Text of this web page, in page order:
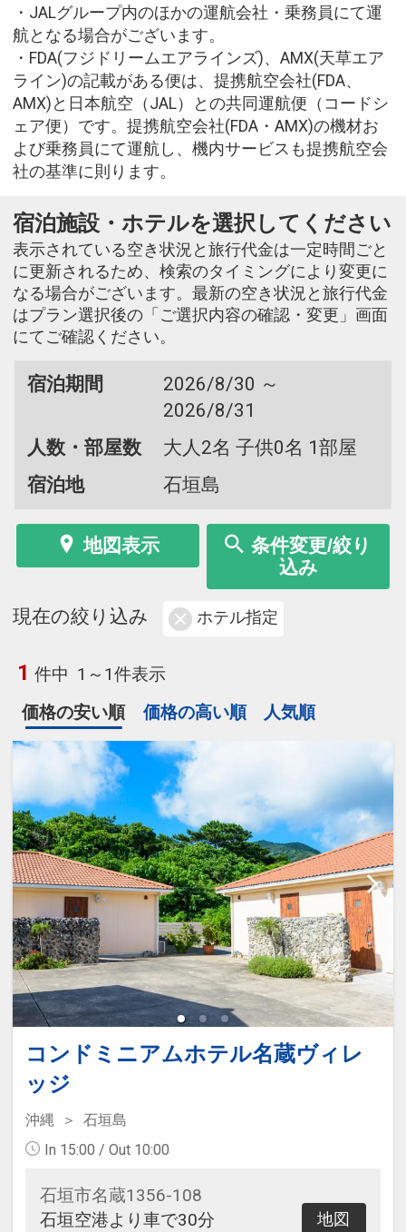
・JALグループ内のほかの運航会社・乗務員にて運
航となる場合がございます。
・FDA(フジドリームエアラインズ)、AMX(天草エア
ライン)の記載がある便は、提携航空会社(FDA、
AMX)と日本航空（JAL）との共同運航便（コードシ
ェア便）です。提携航空会社(FDA・AMX)の機材お
よび乗務員にて運航し、機内サービスも提携航空会
社の基準に則ります。
宿泊施設・ホテルを選択してください
表示されている空き状況と旅行代金は一定時間ごと
に更新されるため、検索のタイミングにより変更に
なる場合がございます。最新の空き状況と旅行代金
はプラン選択後の「ご選択内容の確認・変更」画面
にてご確認ください。
宿泊期間
2026/8/30 ～
2026/8/31
人数・部屋数
大人2名 子供0名 1部屋
宿泊地
石垣島
地図表示
条件変更/絞り
込み
現在の絞り込み ホテル指定
1 件中 1～1件表示
価格の安い順
価格の高い順 人気順
コンドミニアムホテル名蔵ヴィレ
ッジ
沖縄
石垣島
In 15:00 / Out 10:00
石垣市名蔵1356-108
石垣空港より車で30分
地図